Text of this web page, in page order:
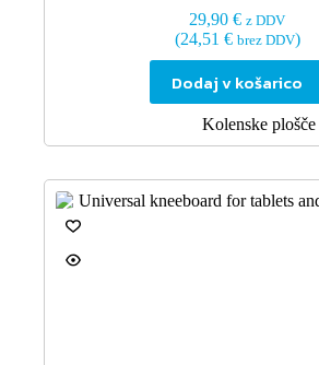
29,90€ z DDV
(24,51 € brez DDV)
Dodaj v košarico
Kolenske plošče